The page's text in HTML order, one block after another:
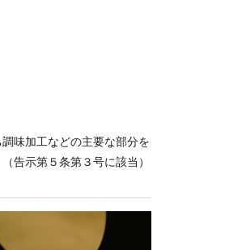
味加工などの主要な部分を
告示第５条第３号に該当）